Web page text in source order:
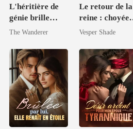
L'héritière de
génie brille
après le divorce
The Wanderer
Le retour de la
reine : choyée
par ses trois
Vesper Shade